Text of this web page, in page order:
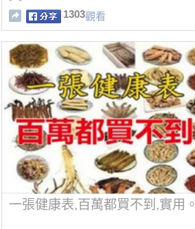
1303觀看
一張健康表,百萬都買不到,實用。